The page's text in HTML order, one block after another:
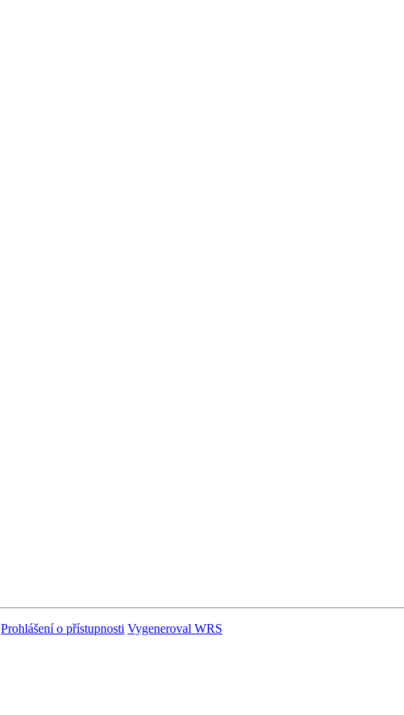
Prohlášení o přístupnosti Vygeneroval WRS